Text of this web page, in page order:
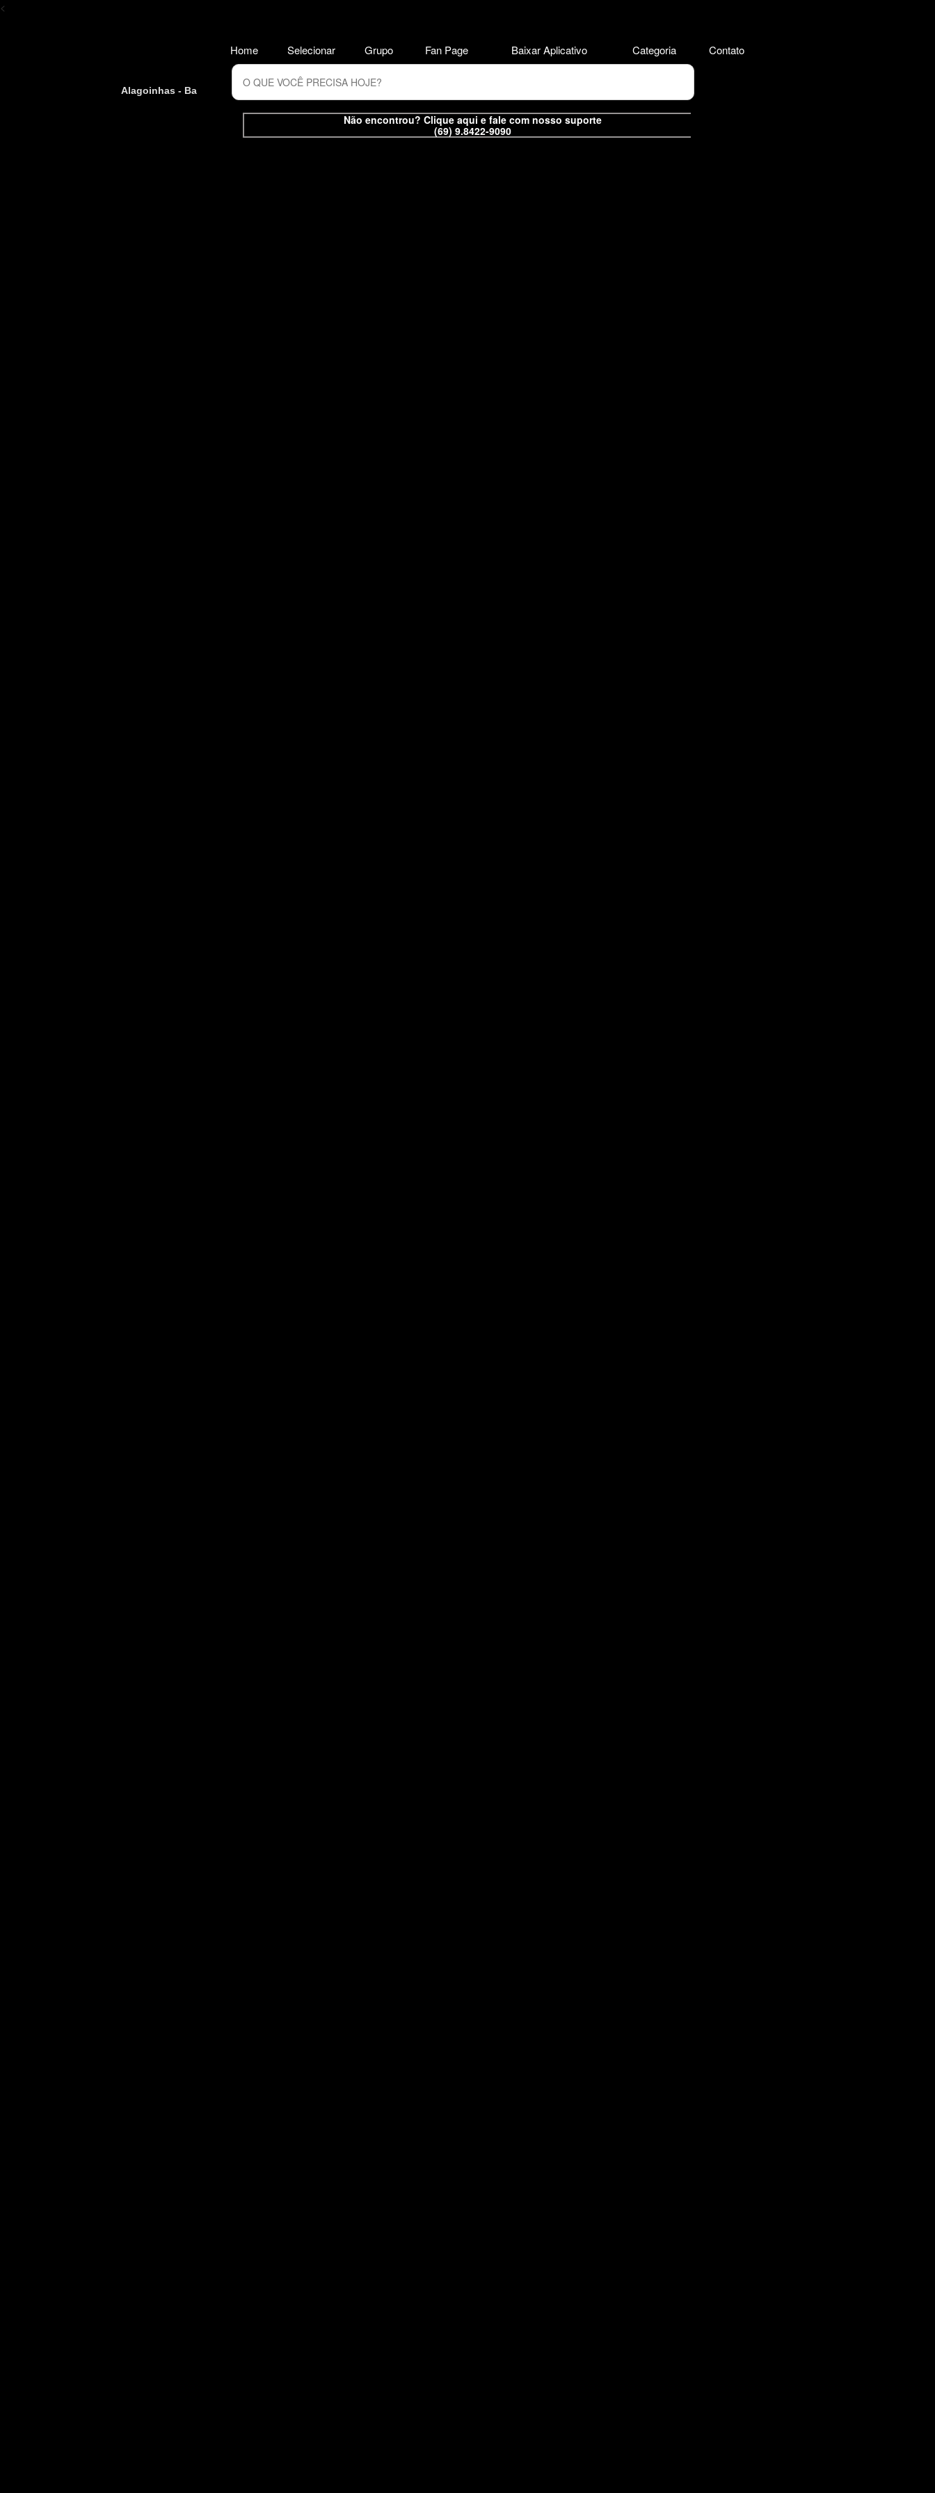
<
Alagoinhas - Ba
Não encontrou? Clique aqui e fale com nosso suporte
(69) 9.8422-9090
Home Selecionar Grupo Fan Page Baixar Aplicativo Categoria Contato